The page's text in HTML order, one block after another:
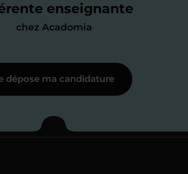
enseignante
chez Acadomia
en direct avec un chargé de
mes
dépose ma candidature